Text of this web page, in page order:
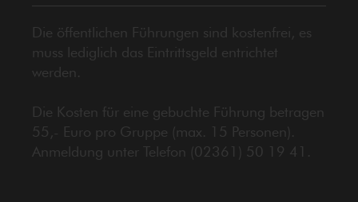
Die öffentlichen Führungen sind kostenfrei, es
muss lediglich das Eintrittsgeld entrichtet
werden.
Die Kosten für eine gebuchte Führung betragen
55,- Euro pro Gruppe (max. 15 Personen).
Anmeldung unter Telefon (02361) 50 19 41.